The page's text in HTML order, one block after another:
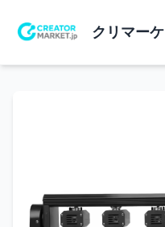
クリマーケ